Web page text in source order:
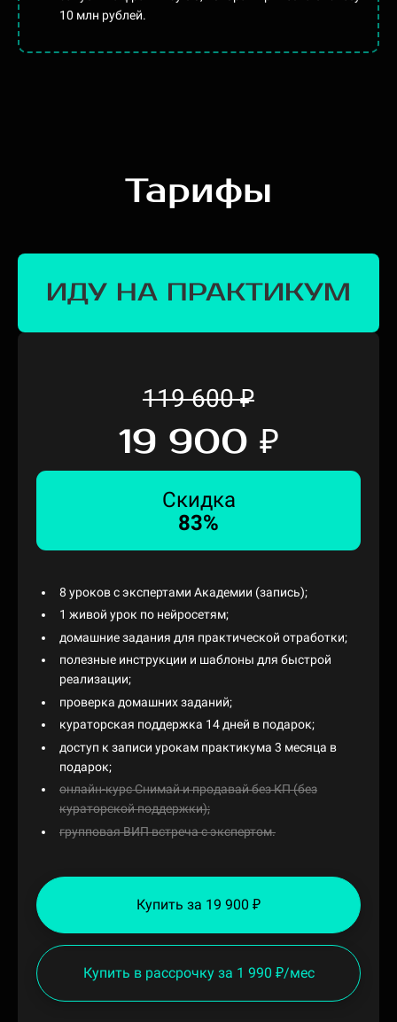
10 млн рублей.
Тарифы
ИДУ НА ПРАКТИКУМ
119 600₽
19 900 ₽
Скидка
83%
8 уроков с экспертами Академии (запись);
1 живой урок по нейросетям;
домашние задания для практической отработки;
полезные инструкции и шаблоны для быстрой
реализации;
проверка домашних заданий;
кураторская поддержка 14 дней в подарок;
доступ к записи урокам практикума 3 месяца в
подарок;
онлайн-курс Снимай и продавай без КП (без
кураторской поддержки);
групповая ВИП встреча с экспертом.
Купить за 19 900 ₽
Купить в рассрочку за 1 990 ₽/мес